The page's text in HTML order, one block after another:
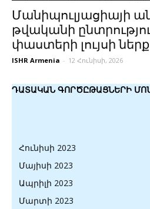
Մանիպուլյացիայի
թվականի
փաստերի լույսի
ISHR Armenia - 12 Հունիսի, 2026
ԴԱՏԱԿԱՆ ԳՈՐԾԸԹԱՑՆԵՐԻ
Հունիսի 2023
Մայիսի 2023
Ապրիլի 2023
Մարտի 2023